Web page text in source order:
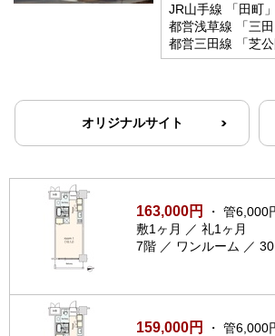
JR山手線 「田町
都営浅草線 「三
都営三田線 「芝
オリジナルサイト
163,000円
・ 管6,000
敷1ヶ月 ／ 礼1ヶ月
7階 ／ ワンルーム ／
159,000円
・ 管6,000